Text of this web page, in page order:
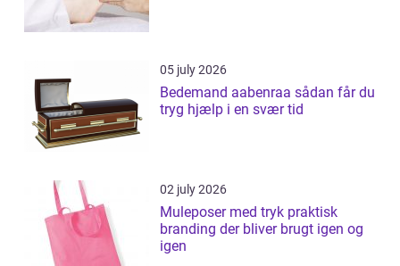
05 july 2026
Bedemand aabenraa sådan får du
tryg hjælp i en svær tid
02 july 2026
Muleposer med tryk praktisk
branding der bliver brugt igen og
igen